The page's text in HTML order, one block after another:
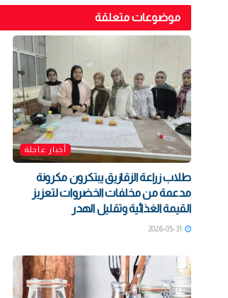
موضوعات متعلقة
أخبار عاجلة
طلاب زراعة الزقازيق يبتكرون مكرونة
مدعمة من مخلفات الخضروات لتعزيز
القيمة الغذائية وتقليل الهدر